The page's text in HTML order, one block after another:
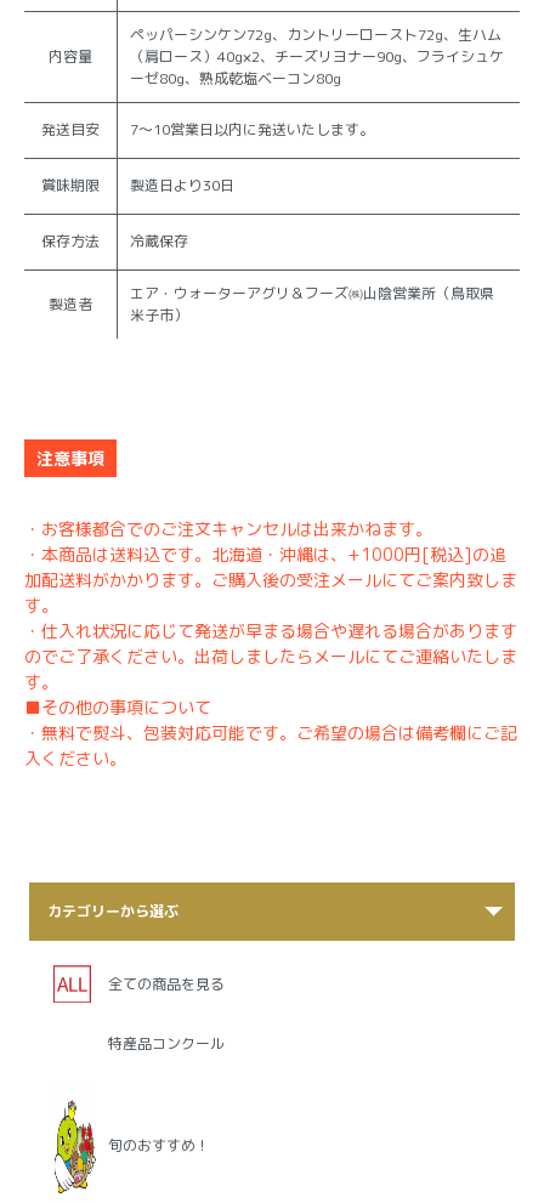
内容量
ペッパーシンケン72g、カントリーロースト72g、生ハム
（肩ロース）40g×2、チーズリヨナー90g、フライシュケ
ーゼ80g、熟成乾塩ベーコン80g
発送目安 7～10営業日以内に発送いたします。
賞味期限 製造日より30日
保存方法 冷蔵保存
製造者
エア・ウォーターアグリ＆フーズ㈱山陰営業所（鳥取県
米子市）
注意事項
・お客様都合でのご注文キャンセルは出来かねます。
・本商品は送料込です。北海道・沖縄は、+1000円[税込]の追
加配送料がかかります。ご購入後の受注メールにてご案内致しま
す。
・仕入れ状況に応じて発送が早まる場合や遅れる場合があります
のでご了承ください。出荷しましたらメールにてご連絡いたしま
す。
■その他の事項について
・無料で熨斗、包装対応可能です。ご希望の場合は備考欄にご記
入ください。
カテゴリーから選ぶ
全ての商品を見る
特産品コンクール
旬のおすすめ！